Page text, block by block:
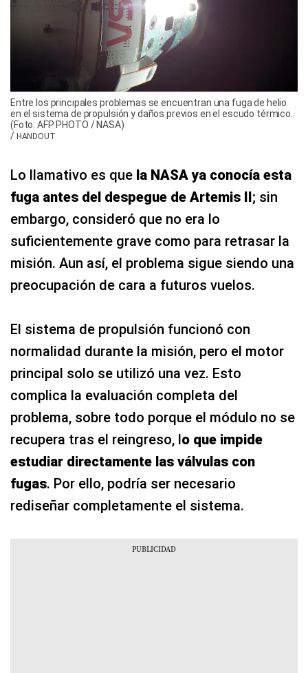
Entre los principales problemas se encuentran una fuga de helio
en el sistema de propulsión y daños previos en el escudo térmico.
(Foto: AFP PHOTO / NASA)
/ HANDOUT
Lo llamativo es que la NASA ya conocía esta
fuga antes del despegue de Artemis II; sin
embargo, consideró que no era lo
suficientemente grave como para retrasar la
misión. Aun así, el problema sigue siendo una
preocupación de cara a futuros vuelos.
El sistema de propulsión funcionó con
normalidad durante la misión, pero el motor
principal solo se utilizó una vez. Esto
complica la evaluación completa del
problema, sobre todo porque el módulo no se
recupera tras el reingreso, lo que impide
estudiar directamente las válvulas con
fugas. Por ello, podría ser necesario
rediseñar completamente el sistema.